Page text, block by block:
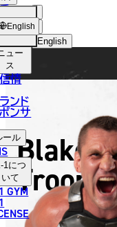
English
ョッ
プ
ュー
ス
情
ンド
ンサ
ール
1につ
いて
GYM
English
Blake
Troop